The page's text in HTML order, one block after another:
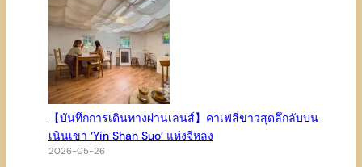
【บันทึกการเดินทางผ่านเลนส์】คาเฟ่สีขาวสุดลึกลับบน
เนินเขา ‘Yin Shan Suo’ แห่งจีหลง
2026-05-26